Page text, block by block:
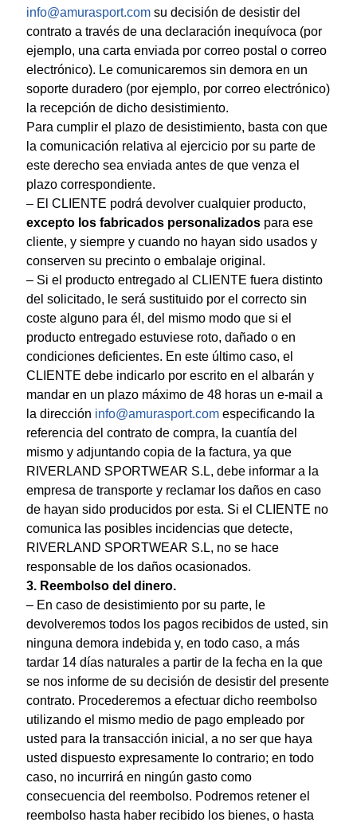
info@amurasport.comsu decisión de desistir del
contrato a través de una declaración inequívoca (por
ejemplo, una carta enviada por correo postal o correo
electrónico). Le comunicaremos sin demora en un
soporte duradero (por ejemplo, por correo electrónico)
la recepción de dicho desistimiento.
Para cumplir el plazo de desistimiento, basta con que
la comunicación relativa al ejercicio por su parte de
este derecho sea enviada antes de que venza el
plazo correspondiente.
– El CLIENTE podrá devolver cualquier producto,
excepto los fabricados personalizadospara ese
cliente, y siempre y cuando no hayan sido usados y
conserven su precinto o embalaje original.
– Si el producto entregado al CLIENTE fuera distinto
del solicitado, le será sustituido por el correcto sin
coste alguno para él, del mismo modo que si el
producto entregado estuviese roto, dañado o en
condiciones deficientes. En este último caso, el
CLIENTE debe indicarlo por escrito en el albarán y
mandar en un plazo máximo de 48 horas un e-mail a
la dirección info@amurasport.comespecificando la
referencia del contrato de compra, la cuantía del
mismo y adjuntando copia de la factura, ya que
RIVERLAND SPORTWEAR S.L, debe informar a la
empresa de transporte y reclamar los daños en caso
de hayan sido producidos por esta. Si el CLIENTE no
comunica las posibles incidencias que detecte,
RIVERLAND SPORTWEAR S.L, no se hace
responsable de los daños ocasionados.
3. Reembolso del dinero.
– En caso de desistimiento por su parte, le
devolveremos todos los pagos recibidos de usted, sin
ninguna demora indebida y, en todo caso, a más
tardar 14 días naturales a partir de la fecha en la que
se nos informe de su decisión de desistir del presente
contrato. Procederemos a efectuar dicho reembolso
utilizando el mismo medio de pago empleado por
usted para la transacción inicial, a no ser que haya
usted dispuesto expresamente lo contrario; en todo
caso, no incurrirá en ningún gasto como
consecuencia del reembolso. Podremos retener el
reembolso hasta haber recibido los bienes, o hasta